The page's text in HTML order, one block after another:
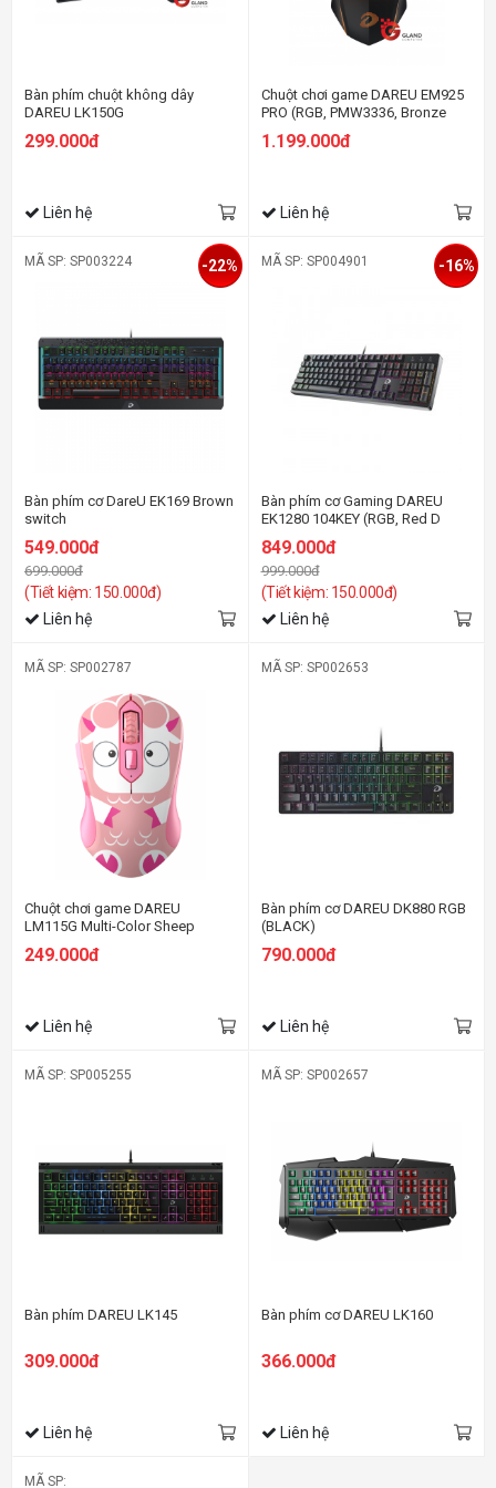
Bàn phím chuột không dây
DAREU LK150G
299.000đ
Liên hệ
Chuột chơi game DAREU EM925
PRO (RGB, PMW3336, Bronze
1.199.000đ
Liên hệ
MÃ SP: SP003224
Bàn phím cơ DareU EK169 Brown
switch
549.000đ
699.000đ
(Tiết kiệm: 150.000đ)
-22%
Liên hệ
MÃ SP: SP004901
Bàn phím cơ Gaming DAREU
EK1280 104KEY (RGB, Red D
switch)
849.000đ
999.000đ
(Tiết kiệm: 150.000đ)
-16%
Liên hệ
MÃ SP: SP002787
Chuột chơi game DAREU
LM115G Multi-Color Sheep
249.000đ
Liên hệ
MÃ SP: SP002653
Bàn phím cơ DAREU DK880 RGB
(BLACK)
790.000đ
Liên hệ
MÃ SP: SP005255
Bàn phím DAREU LK145
309.000đ
Liên hệ
MÃ SP: SP002657
Bàn phím cơ DAREU LK160
366.000đ
Liên hệ
MÃ SP: